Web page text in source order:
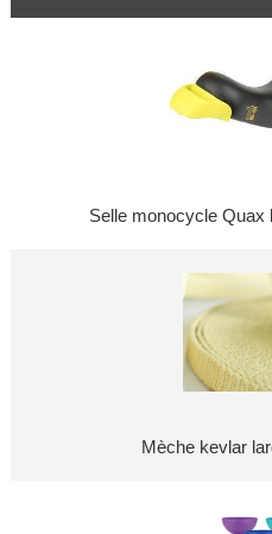
Selle monocycle Quax
Mèche kevlar